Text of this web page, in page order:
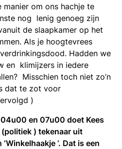
manier om ons hachje te
nog lenig genoeg zijn
de slaapkamer op het
Als je hoogtevrees
Hadden we
en klimijzers in iedere
Misschien toch niet zo’n
dat te zot voor
)
en 07u00 doet Kees
) tekenaar uit
‘. Dat is een